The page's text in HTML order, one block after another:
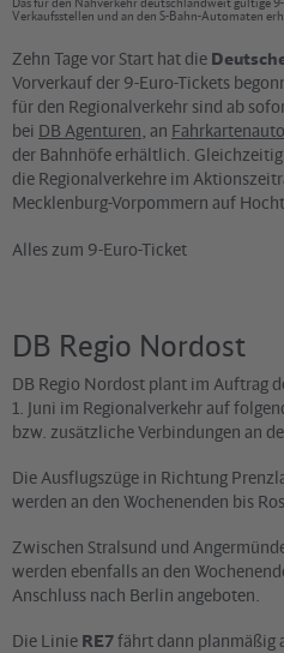
Verkaufsstellen und an den S-Bahn-Automaten
Zehn Tage vor Start hat die
Vorverkauf der 9-Euro-Tickets
für den Regionalverkehr sind ab
bei DB Agenturen , an
der Bahnhöfe erhältlich.
die Regionalverkehre im
Mecklenburg-Vorpommern auf
Alles zum 9-Euro-Ticket
DB Regio Nordost
DB Regio Nordost plant im Auftrag
1. Juni im Regionalverkehr auf
bzw. zusätzliche Verbindungen an
Die Ausflugszüge in Richtung
werden an den Wochenenden bis
Zwischen Stralsund und
werden ebenfalls an den
Anschluss nach Berlin angeboten.
Die Linie RE7fährt dann planmäßig